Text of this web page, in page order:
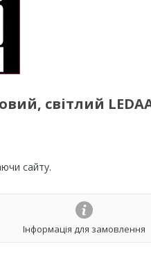
світлий
сайту.
Інформація для замовлення